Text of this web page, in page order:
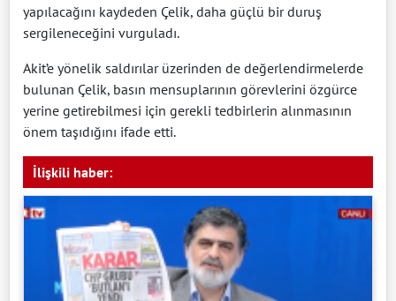
yapılacağını kaydeden Çelik, daha güçlü bir duruş
sergileneceğini vurguladı.
Akit’e yönelik saldırılar üzerinden de değerlendirmelerde
bulunan Çelik, basın mensuplarının görevlerini özgürce
yerine getirebilmesi için gerekli tedbirlerin alınmasının
önem taşıdığını ifade etti.
İlişkili haber: